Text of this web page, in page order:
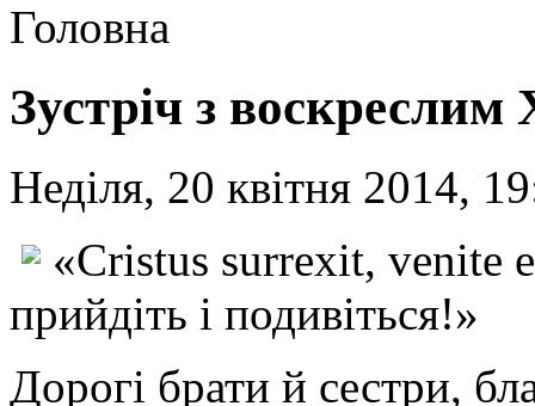
Головна
Зустріч з воскреслим
Неділя, 20 квітня 2014,
«Cristus surrexit, venite
прийдіть і подивіться!»
Дорогі брати й сестри,